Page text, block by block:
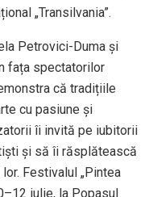
„Transilvania”.
Petrovici-Duma și
fața spectatorilor
că tradițiile
cu pasiune și
îi invită pe iubitorii
și să îi răsplătească
Festivalul „Pintea
iulie, la Popasul